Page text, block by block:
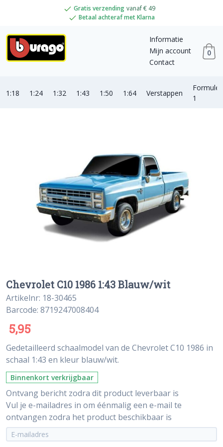
Gratis verzending vanaf € 49
Betaal achteraf met Klarna
Informatie
Mijn account
Contact
0
1:18 1:24 1:32 1:43 1:50 1:64 Verstappen
Formule
1
Chevrolet C10 1986 1:43 Blauw/wit
Artikelnr: 18-30465
Barcode: 8719247008404
5,95
Gedetailleerd schaalmodel van de Chevrolet C10 1986 in
schaal 1:43 en kleur blauw/wit.
Binnenkort verkrijgbaar
Ontvang bericht zodra dit product leverbaar is
Vul je e-mailadres in om éénmalig een e-mail te
ontvangen zodra het product beschikbaar is